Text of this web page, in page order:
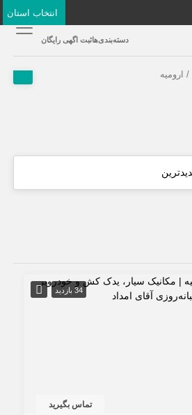
انتخاب استان
دسته‌بندی‌هاثبت اگهی رایگان
/ ارومیه
34 بازدید
تماس بگیرید